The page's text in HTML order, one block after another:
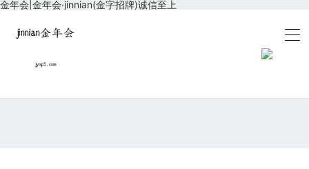
金年会|金年会·jinnian(金字招牌)诚信至上